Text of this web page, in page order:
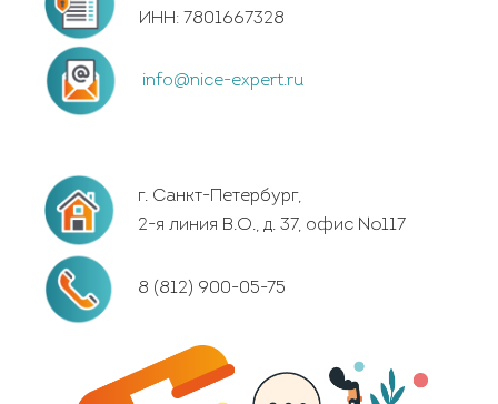
ИНН: 7801667328
info@nice-expert.ru
г. Санкт-Петербург,
2-я линия В.О., д. 37, офис №117
8 (812) 900-05-75